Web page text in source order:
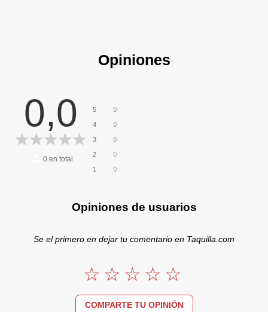
Opiniones
0,0
0en total
5 0
4 0
3 0
2 0
1 0
Opiniones de usuarios
Se el primero en dejar tu comentario en Taquilla.com
COMPARTE TU OPINIÓN